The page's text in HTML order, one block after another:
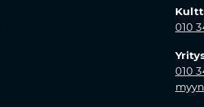
010
010